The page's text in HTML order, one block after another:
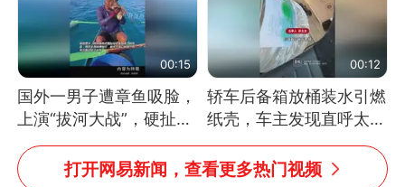
00:15
国外一男子遭章鱼吸脸，
上演“拔河大战”，硬扯加
铁棒敲打方才挣脱
00:12
轿车后备箱放桶装水引燃
纸壳，车主发现直呼太危
险，“拍出来让大家都避
免这个危险”
打开网易新闻，查看更多热门视频